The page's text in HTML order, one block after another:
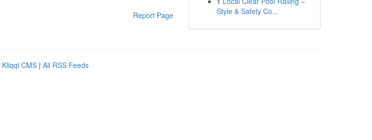
Report Page
Style & Safety Co...
Kliqqi CMS | All RSS Feeds